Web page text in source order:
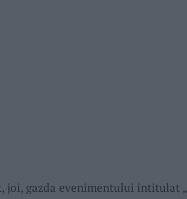
joi, gazda evenimentului intitulat „